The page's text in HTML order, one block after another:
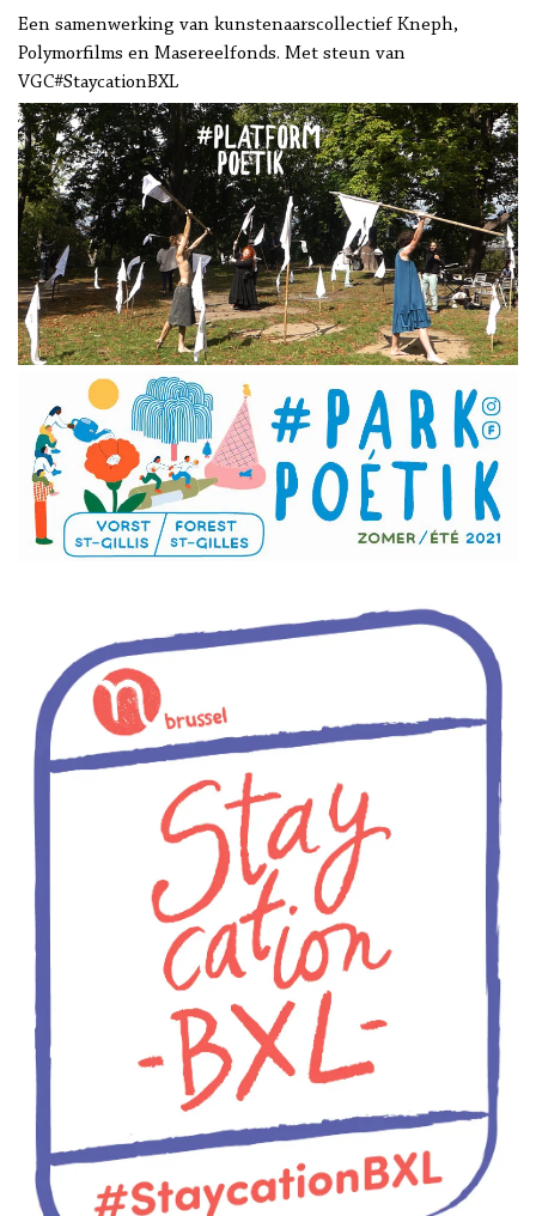
Een samenwerking van kunstenaarscollectief Kneph,
Polymorfilms en Masereelfonds. Met steun van
VGC#StaycationBXL